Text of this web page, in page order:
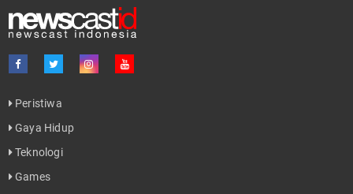
Peristiwa
Gaya Hidup
Teknologi
Games